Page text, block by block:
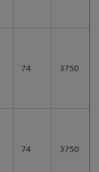
74 3750
74 3750